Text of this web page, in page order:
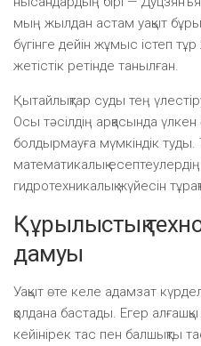
мың жылдан астам уақыт
бүгінге дейін жұмыс істеп
жетістік ретінде танылған.
Қытайлықтар суды тең
Осы тәсілдің арқасында
болдырмауға мүмкіндік туды.
математикалық
гидротехникалық жүйесін
Құрылыстық
дамуы
Уақыт өте келе адамзат
қолдана бастады. Егер
кейінірек тас пен балшықты